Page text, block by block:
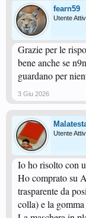
fearn59
Utente
Grazie per le
bene anche se
guardano per
3 Giu 2026
Utente
Io ho risolto con
Ho comprato su
trasparente da
colla) e la